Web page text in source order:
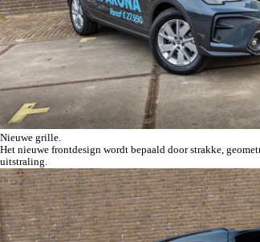
Nieuwe grille.
Het nieuwe frontdesign wordt bepaald door strakke,
uitstraling.